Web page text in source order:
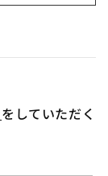
をしていただく